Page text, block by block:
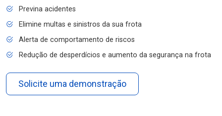
Previna acidentes
Elimine multas e sinistros da sua frota
Alerta de comportamento de riscos
Redução de desperdícios e aumento da segurança na frota
Solicite uma demonstração